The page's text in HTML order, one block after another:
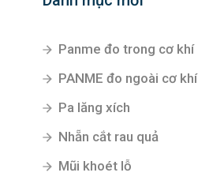
Panme đo trong cơ khí
PANME đo ngoài cơ khí
Pa lăng xích
Nhẵn cắt rau quả
Mũi khoét lỗ